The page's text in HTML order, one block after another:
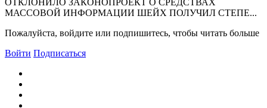
ОТКЛОНИЛО ЗАКОНОПРОЕКТ О СРЕДСТВАХ
МАССОВОЙ ИНФОРМАЦИИ ШЕЙХ ПОЛУЧИЛ СТЕПЕ...
Пожалуйста, войдите или подпишитесь, чтобы читать больше
Войти Подписаться